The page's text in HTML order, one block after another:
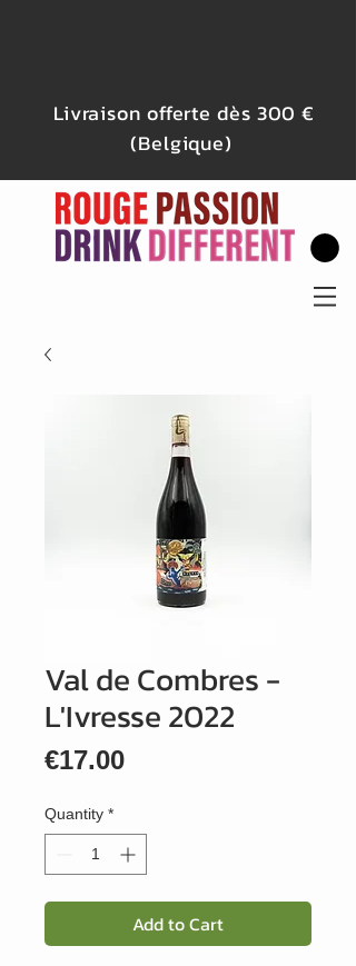
Livraison offerte dès 300 €
(Belgique)
Val de Combres -
L'Ivresse 2022
€17.00Price
Quantity *
Add to Cart